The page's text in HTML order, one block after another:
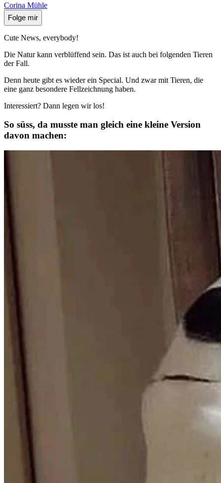
Corina Mühle
Folge mir
Cute News, everybody!
Die Natur kann verblüffend sein. Das ist auch bei folgenden Tieren
der Fall.
Denn heute gibt es wieder ein Special. Und zwar mit Tieren, die
eine ganz besondere Fellzeichnung haben.
Interessiert? Dann legen wir los!
So süss, da musste man gleich eine kleine Version
davon machen: